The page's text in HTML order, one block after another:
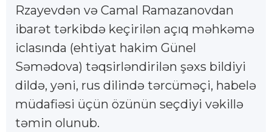
Rzayevdən və Camal Ramazanovdan
ibarət tərkibdə keçirilən açıq məhkəmə
iclasında (ehtiyat hakim Günel
Səmədova) təqsirləndirilən şəxs bildiyi
dildə, yəni, rus dilində tərcüməçi, habelə
müdafiəsi üçün özünün seçdiyi vəkillə
təmin olunub.